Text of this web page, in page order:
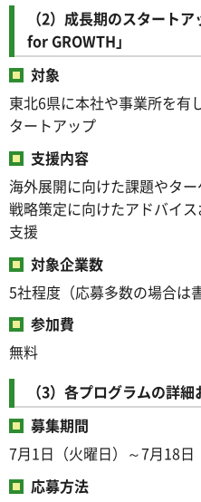
（2）成長期のスタート
for GROWTH」
対象
東北6県に本社や事業所を有
タートアップ
支援内容
海外展開に向けた課題やタ
戦略策定に向けたアドバイ
支援
対象企業数
5社程度（応募多数の場合は
参加費
無料
（3）各プログラムの詳
募集期間
7月1日（火曜日）～7月18日
応募方法